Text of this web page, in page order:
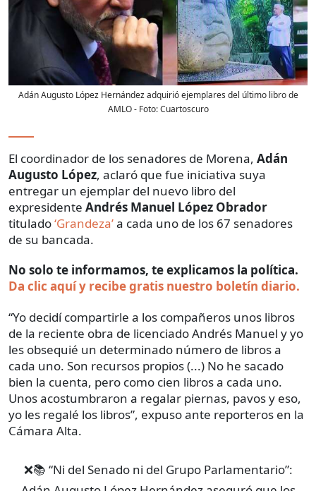
Adán Augusto López Hernández adquirió ejemplares del último libro de
AMLO- Foto:Cuartoscuro
El coordinador de los senadores de Morena, Adán
Augusto López, aclaró que fue iniciativa suya
entregar un ejemplar del nuevo libro del
expresidente Andrés Manuel López Obrador
titulado‘Grandeza’a cada uno de los 67 senadores
de su bancada.
No solo te informamos, te explicamos la política.
Da clic aquí y recibe gratis nuestro boletín diario.
“Yo decidí compartirle a los compañeros unos libros
de la reciente obra de licenciado Andrés Manuel y yo
les obsequié un determinado número de libros a
cada uno. Son recursos propios (...) No he sacado
bien la cuenta, pero como cien libros a cada uno.
Unos acostumbraron a regalar piernas, pavos y eso,
yo les regalé los libros”, expuso ante reporteros en la
Cámara Alta.
❌📚 “Ni del Senado ni del Grupo Parlamentario”: